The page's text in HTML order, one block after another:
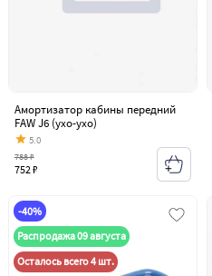
Амортизатор кабины передний
FAW J6 (ухо-ухо)
5.0
752 ₽
788 ₽
-40%
Распродажа 09 августа
Осталось всего 4 шт.